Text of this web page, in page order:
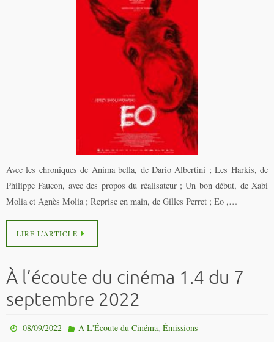
Avec les chroniques de Anima bella, de Dario Albertini ; Les Harkis, de
Philippe Faucon, avec des propos du réalisateur ; Un bon début, de Xabi
Molia et Agnès Molia ; Reprise en main, de Gilles Perret ; Eo ,…
LIRE L’ARTICLE
À l’écoute du cinéma 1.4 du 7
septembre 2022
08/09/2022 À L'Écoute du Cinéma, Émissions